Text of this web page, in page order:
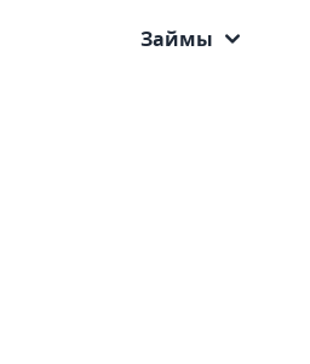
Займы